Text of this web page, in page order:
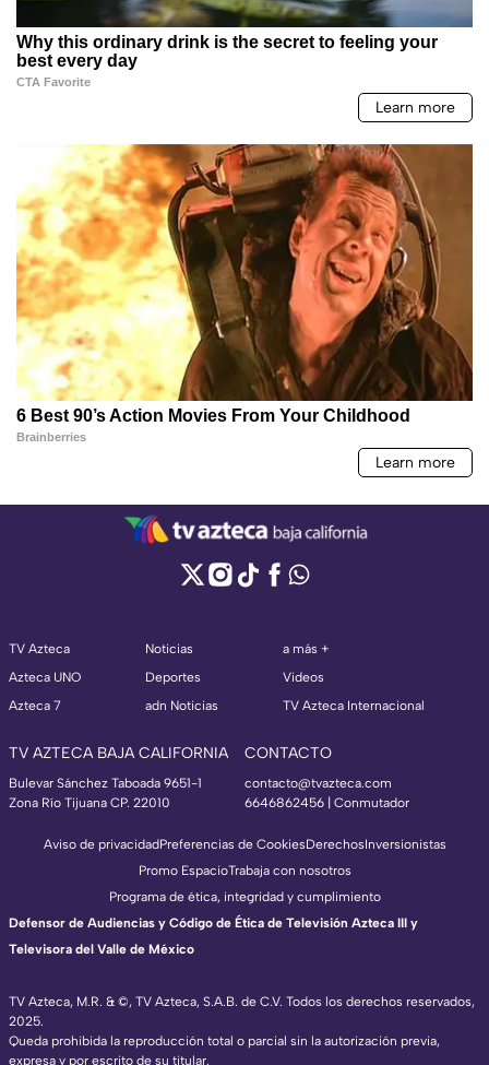
TV Azteca
Azteca UNO
Azteca 7
Noticias
Deportes
adn Noticias
a más +
Videos
TV Azteca Internacional
TV AZTECA BAJA CALIFORNIA
Bulevar Sánchez Taboada 9651-1
Zona Río Tijuana CP. 22010
CONTACTO
contacto@tvazteca.com
6646862456 | Conmutador
TV Azteca, M.R. & ©, TV Azteca, S.A.B. de C.V. Todos los derechos reservados,
2025.
Queda prohibida la reproducción total o parcial sin la autorización previa,
expresa y por escrito de su titular.
Aviso de privacidadPreferencias de CookiesDerechosInversionistas
Promo EspacioTrabaja con nosotros
Programa de ética, integridad y cumplimiento
Defensor de Audiencias y Código de Ética de Televisión Azteca III y
Televisora del Valle de México